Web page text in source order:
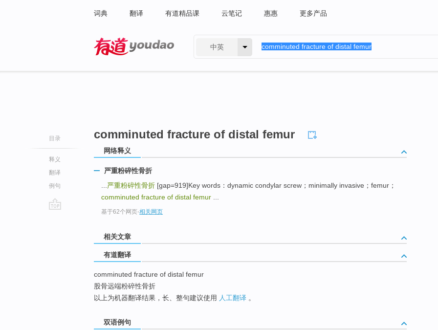
词典 翻译 有道精品课 云笔记 惠惠 更多产品
中英
目录
释义
翻译
例句
comminuted fracture of distal femur
网络释义
严重粉碎性骨折
严重粉碎性骨折 [gap=919]Key words：dynamic condylar screw；minimally invasive；femur；
comminuted fracture of distal femur
基于62个网页-相关网页
相关文章
有道翻译
comminuted fracture of distal femur
股骨远端粉碎性骨折
以上为机器翻译结果，长、整句建议使用 人工翻译 。
双语例句